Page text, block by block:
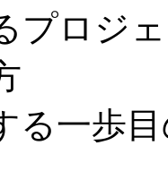
プロジ
る一歩